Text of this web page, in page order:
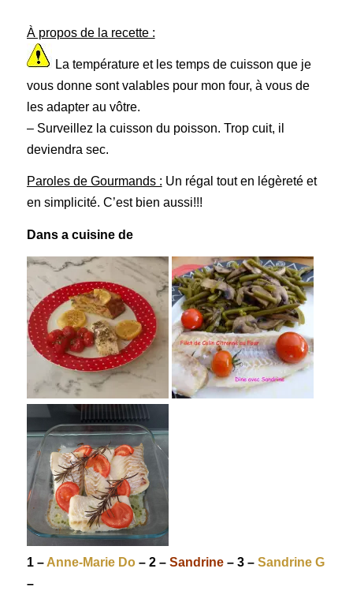
À propos de la recette :
La température et les temps de cuisson que je
vous donne sont valables pour mon four, à vous de
les adapter au vôtre.
– Surveillez la cuisson du poisson. Trop cuit, il
deviendra sec.
Paroles de Gourmands : Un régal tout en légèreté et
en simplicité. C’est bien aussi!!!
Dans a cuisine de
1 – Anne-Marie Do– 2 – Sandrine– 3 – Sandrine G
–